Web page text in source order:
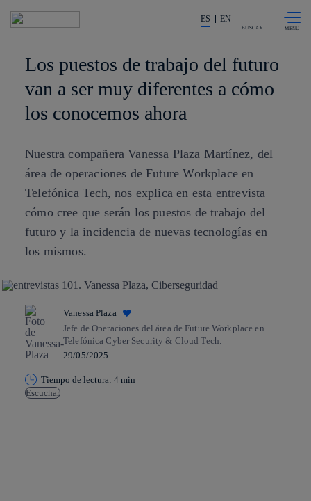
La acción en accionistas e
ES EN
BUSCAR
Los puestos de trabajo del futuro
van a ser muy diferentes a cómo
los conocemos ahora
Nuestra compañera Vanessa Plaza Martínez, del
área de operaciones de Future Workplace en
Telefónica Tech, nos explica en esta entrevista
cómo cree que serán los puestos de trabajo del
futuro y la incidencia de nuevas tecnologías en
los mismos.
Vanessa Plaza
Jefe de Operaciones del área de Future Workplace en
Telefónica Cyber Security & Cloud Tech.
29/05/2025
Tiempo de lectura: 4 min
Escuchar